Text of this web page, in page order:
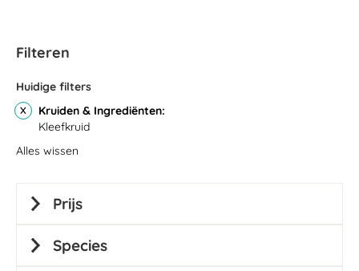
Filteren
Huidige filters
Kruiden & Ingrediënten
Kleefkruid
Alles wissen
Prijs
Species